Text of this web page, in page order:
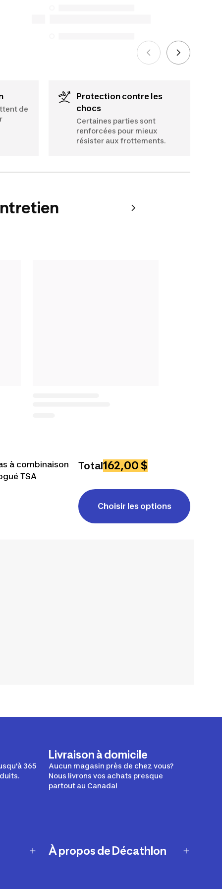
effectués à compter du 5 octobre 2025.
de
Protection contre les
chocs
Certaines parties sont
renforcées pour mieux
résister aux frottements.
à combinaison
TSA
Total162,00 $
Choisir les options
365
Livraison à domicile
Aucun magasin près de chez vous?
Nous livrons vos achats presque
partout au Canada!
À propos de Décathlon